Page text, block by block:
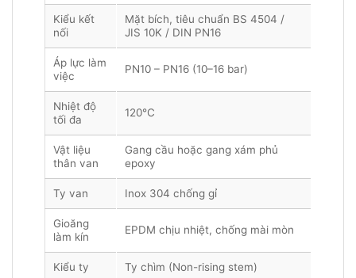
Kiểu kết
nối
Mặt bích, tiêu chuẩn BS 4504 /
JIS 10K / DIN PN16
Áp lực làm
việc
PN10 – PN16 (10–16 bar)
Nhiệt độ
tối đa
120°C
Vật liệu
thân van
Gang cầu hoặc gang xám phủ
epoxy
Ty van Inox 304 chống gỉ
Gioăng
làm kín
EPDM chịu nhiệt, chống mài mòn
Kiểu ty Ty chìm (Non-rising stem)